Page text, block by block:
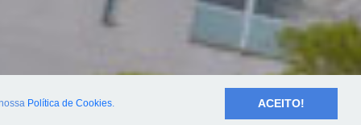
Política de Cookies. ACEITO!